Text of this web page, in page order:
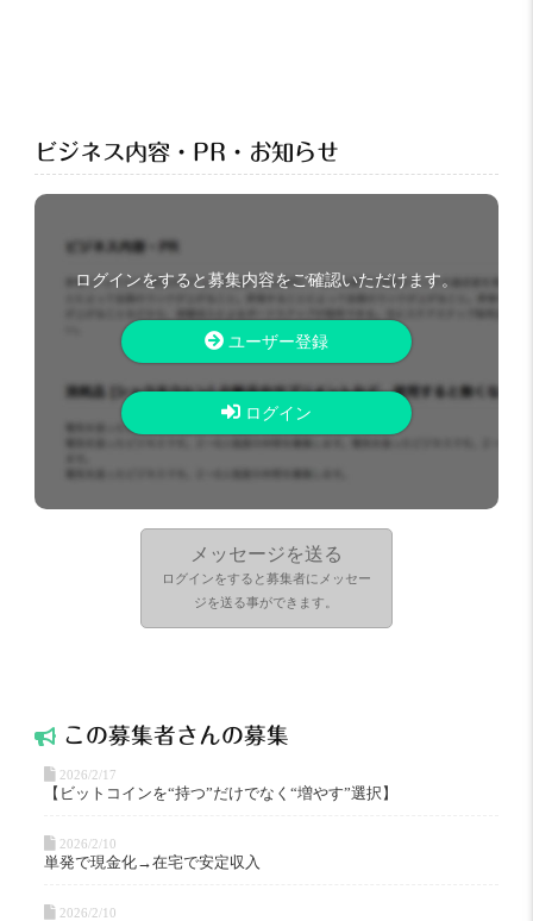
ビジネス内容・PR・お知らせ
ログインをすると募集内容をご確認いただけます。
ユーザー登録
ログイン
メッセージを送る
ログインをすると募集者にメッセー
ジを送る事ができます。
この募集者さんの募集
2026/2/17
【ビットコインを“持つ”だけでなく“増やす”選択】
2026/2/10
単発で現金化→在宅で安定収入
2026/2/10